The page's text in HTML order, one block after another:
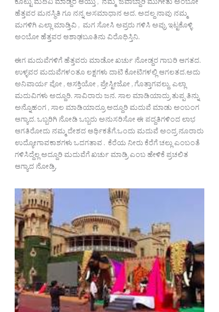
ಕೊಟ್ಟು ಮದಿವಿ ಮಾಡ್ದರ ಆಯ್ತು , ನಮ್ಮ ಜವಾಬ್ದಾರಿ ಮುಗೀತು ಅಂಬೋ
ಹೆತ್ತವರ ಮನಸ್ಥಿತಿ ಗೂ ನನ್ನ ಅಸಮಾಧಾನ ಅದ. ಅದಲ್ದ ನಾವು ನಮ್ಮ
ಮಗಳಿಗಿ ಎಲ್ಲಾ ಮಾಡ್ತಿವಿ , ಮಗ ಸೋಸಿ ಅವ್ರರು ಗಳಿಸಿ ಅವ್ರು ಇಟ್ಟಕೊಳ್ಳಿ
ಅಂಬೋ ಹೆತ್ತವರ ಆಶಾಢಬೂತಿನು ವಿರೊಧಿಸ್ತಿನಿ.
ಈಗ ಮದುವೆಗಳಿಗೆ ಹೆತ್ತವರು ಮಾಡೋ ಖರ್ಚು ನೋಡ್ದರ ಗಾಬರಿ ಆಗತದ.
ಉಳ್ಳವರ ಮದುವೆಗಳಂತೂ ಲಕ್ಷಗಳು ದಾಟಿ ಕೋಟಿಗಳಲ್ಲಿ ಆಗಲತದ.ಅದು
ಅನಿವಾರ್ಯ ವೋ , ಆಸಕ್ತಿಯೋ , ಪ್ರೇಸ್ಟೀಜೋ , ಗೊತ್ತಾಗವಲ್ದು. ಎಲ್ಲಾ
ಮದುವಿಗಳು ಅದ್ದೂರಿ. ಸಾವಿರಾರು ಜನ. ಸಾಲ ಮಾಡಿಯಾದ್ರು ತುಪ್ಪ ತಿನ್ನು
ಅನ್ನೊಹಂಗ , ಸಾಲ ಮಾಡಿಯಾದ್ರೂ ಅದ್ದೂರಿ ಮದುವೆ ಮಾಡು ಅಂಬಂಗ
ಆಗ್ಯಾದ. ಒಬ್ಬರಿಗಿ ನೋಡಿ ಒಬ್ಬರು ಅನುಸರಿಸೋ ಈ ಪದ್ದತಿಗಳಿಂದ ಲಾಭ
ಆಗತಿರೋದು ನಮ್ಮ ದೇಶದ ಆರ್ಥಿಕತೆಗೆ.ಒಂದು ಮದುವೆ ಅಂದ್ರ ನೂರಾರು
ಉದ್ಯೋಗಾವಕಾಶಗಳು ಒದಗತಾವ . ಕೆರೆಯ ನೀರು ಕೆರೆಗೆ ಚಲ್ಲು ಎಂಬಂತೆ
ಗಳಿಸಿದ್ದೆಲ್ಲ ಅದ್ದೂರಿ ಮದುವೆಗೆ ಖರ್ಚು ಮಾಡ್ರಿ ಎಂಬ ಹೇಳಿಕೆ ಪ್ರಚಲಿತ
ಆಗ್ಯಾದ ನೋಡ್ರಿ.